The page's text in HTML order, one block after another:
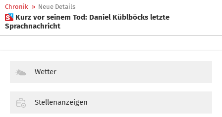
Chronik » Neue Details
 Kurz vor seinem Tod: Daniel Küblböcks letzte
Sprachnachricht
Wetter
Stellenanzeigen